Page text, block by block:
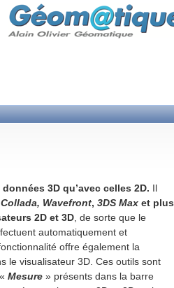
3D qu’avec celles 2D.
Collada, Wavefront, 3DS Max et plus
2D et 3D, de sorte que le
automatiquement et
offre également la
le visualisateur 3D. Ces outils sont
Mesure » présents dans la barre